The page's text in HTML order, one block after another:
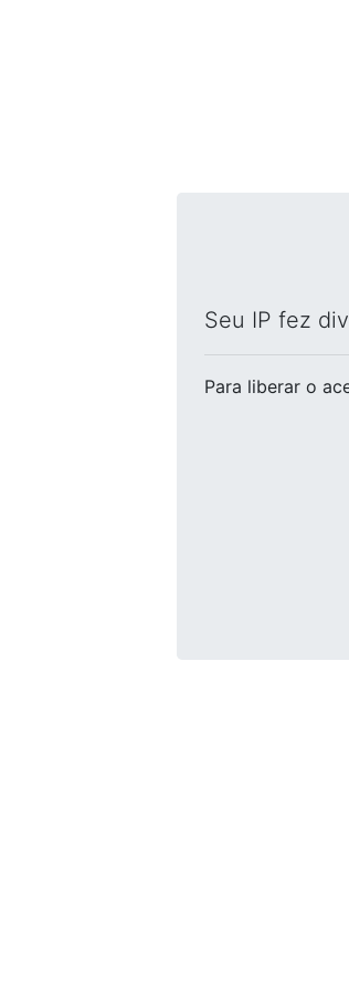
Seu IP fez
Para liberar o